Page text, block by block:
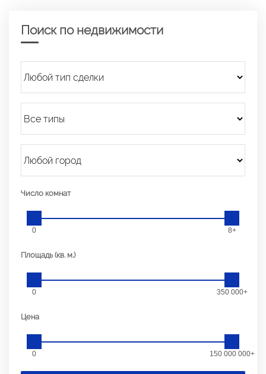
Поиск по недвижимости
Число комнат
0 8+
Площадь (кв. м.)
0 350 000+
Цена
0 150 000 000+